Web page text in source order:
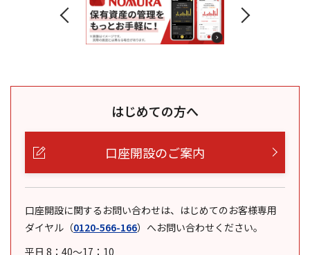
はじめての方へ
口座開設のご案内
口座開設に関するお問い合わせは、はじめてのお客様専用
ダイヤル （0120-566-166） へお問い合わせください。
平日 8：40～17：10